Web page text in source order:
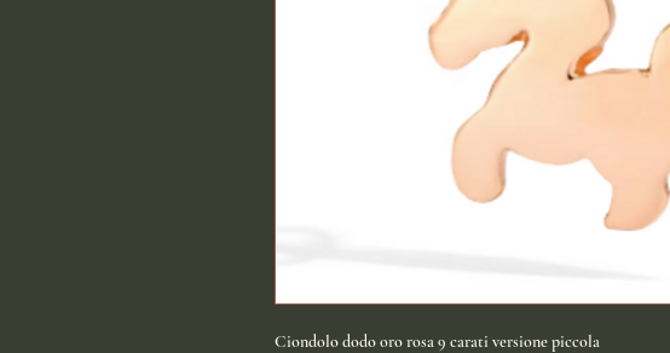
Ciondolo dodo oro rosa 9 carati versione piccola